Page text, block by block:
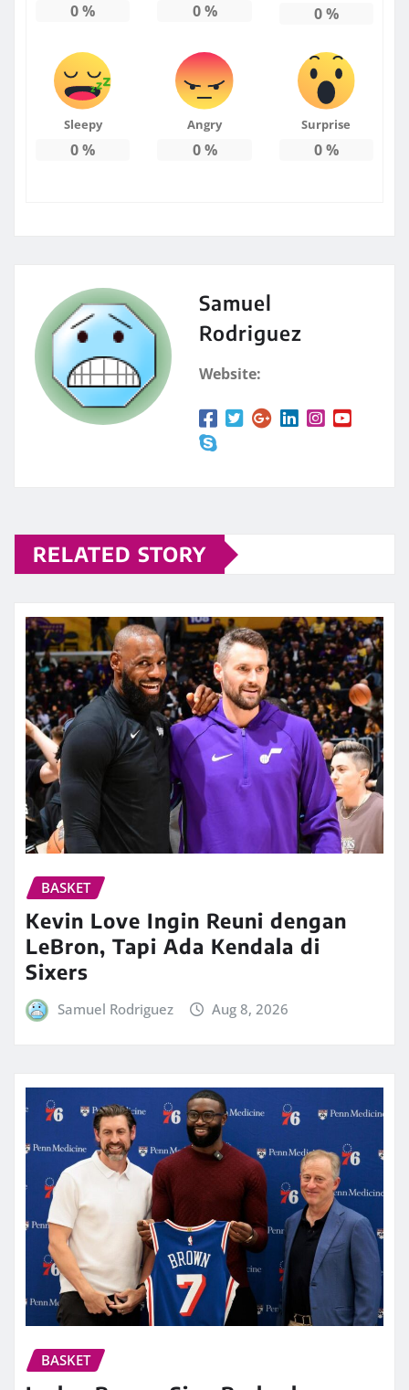
0% 0% 0%
Sleepy
0%
Angry
0%
Surprise
0%
Samuel
Rodriguez
Website:
RELATED STORY
BASKET
Kevin Love Ingin Reuni dengan
LeBron, Tapi Ada Kendala di
Sixers
Samuel Rodriguez Aug 8, 2026
BASKET